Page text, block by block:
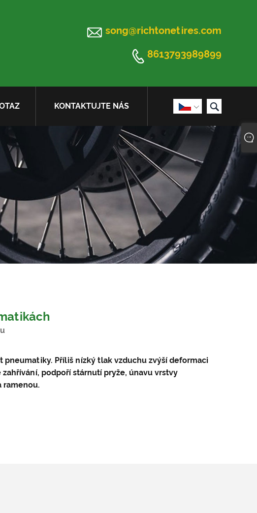
 song@richtonetires.com
 8613793989899
 
KONTAKTUJTE NÁS
Příliš nízký tlak vzduchu zvýší deformaci
podpoří stárnutí pryže, únavu vrstvy
ramenou.